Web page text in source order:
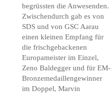
begrüssten die Anwesenden.
Zwischendurch gab es von
SDS und von GSC Aarau
einen kleinen Empfang für
die frischgebackenen
Europameister im Einzel,
Zeno Baldegger und für EM-
Bronzemedaillengewinner
im Doppel, Marvin